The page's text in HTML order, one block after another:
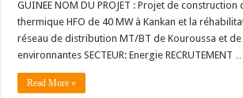
GUINEE NOM DU PROJET : Projet de construction
thermique HFO de 40 MW à Kankan et la
réseau de distribution MT/BT de Kouroussa et de
environnantes SECTEUR: Energie RECRUTEMENT
Read More »